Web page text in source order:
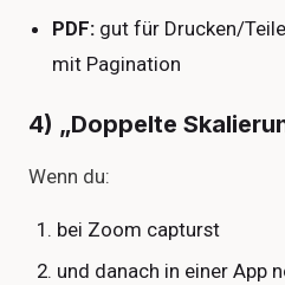
PDF: gut für Drucken/
mit Pagination
4) „Doppelte
Wenn du:
bei Zoom capturst
und danach in einer App